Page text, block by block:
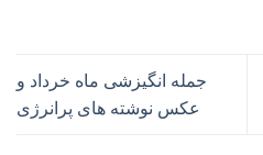
جمله انگیزشی ماه خرداد و
عکس نوشته های پرانرژی